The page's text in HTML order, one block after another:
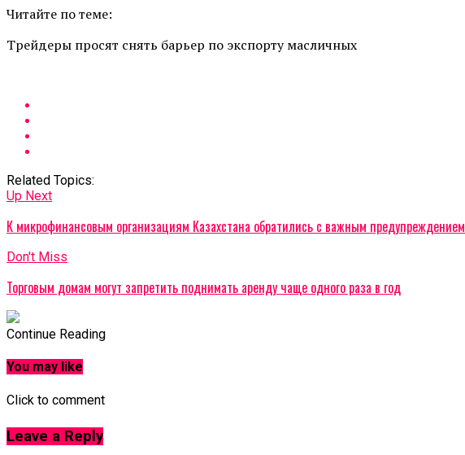
Читайте по теме:
Трейдеры просят снять барьер по экспорту масличных
Related Topics:
Up Next
К микрофинансовым организациям Казахстана обратились с важным предупреждением
Don't Miss
Торговым домам могут запретить поднимать аренду чаще одного раза в год
Continue Reading
You may like
Click to comment
Leave a Reply